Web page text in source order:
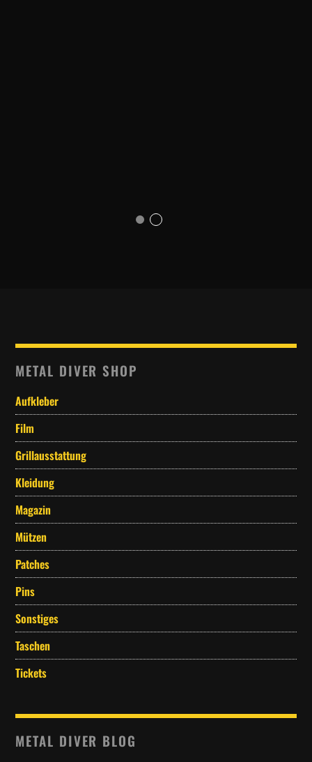
METAL DIVER SHOP
Aufkleber
Film
Grillausstattung
Kleidung
Magazin
Mützen
Patches
Pins
Sonstiges
Taschen
Tickets
METAL DIVER BLOG